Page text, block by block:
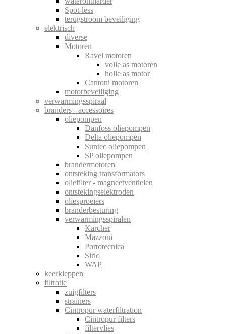
Spot-less
terugstroom beveiliging
elektrisch
diverse
Motoren
Ravel motoren
volle as motoren
holle as motor
Cantoni motoren
motorbeveiliging
verwarmingsspiraal
branders - accessoires
oliepompen
Danfoss oliepompen
Delta oliepompen
Suntec oliepompen
SP oliepompen
brandermotoren
ontsteking transformators
oliefilter - magneetventielen
ontstekingselektroden
oliesproeiers
branderbesturing
verwarmingsspiralen
Karcher
Mazzoni
Portotecnica
Sirio
WAP
keerkleppen
filtratie
zuigfilters
strainers
Cintropur waterfiltration
Cintropur filters
filtervlies